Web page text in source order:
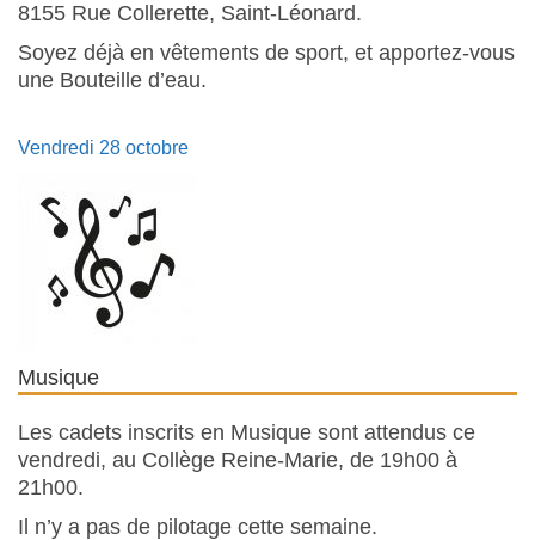
8155 Rue Collerette, Saint-Léonard.
Soyez déjà en vêtements de sport, et apportez-vous
une Bouteille d’eau.
Vendredi 28 octobre
Musique
Les cadets inscrits en Musique sont attendus ce
vendredi, au Collège Reine-Marie, de 19h00 à
21h00.
Il n’y a pas de pilotage cette semaine.